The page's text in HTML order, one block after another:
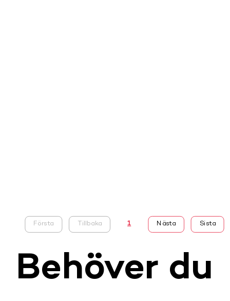
Första Tillbaka 1Sida Nästa Sista
Behöver du